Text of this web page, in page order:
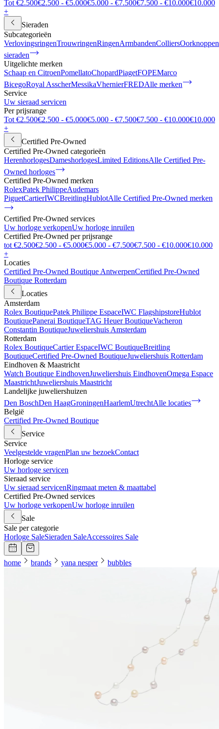
Tot €2.500€2.500 - €5.000€5.000 - €7.500€7.500 - €10.000€10.000
+
Sieraden
Subcategorieën
VerlovingsringenTrouwringenRingenArmbandenColliersOorknoppen
sieraden
Uitgelichte merken
Schaap en CitroenPomellatoChopardPiagetFOPEMarco
BicegoRoyal AsscherMessikaVhernierFREDAlle merken
Service
Uw sieraad servicen
Per prijsrange
Tot €2.500€2.500 - €5.000€5.000 - €7.500€7.500 - €10.000€10.000
+
Certified Pre-Owned
Certified Pre-Owned categorieën
HerenhorlogesDameshorlogesLimited EditionsAlle Certified Pre-
Owned horloges
Certified Pre-Owned merken
RolexPatek PhilippeAudemars
PiguetCartierIWCBreitlingHublotAlle Certified Pre-Owned merken
Certified Pre-Owned services
Uw horloge verkopenUw horloge inruilen
Certified Pre-Owned per prijsrange
tot €2.500€2.500 - €5.000€5.000 - €7.500€7.500 - €10.000€10.000
+
Locaties
Certified Pre-Owned Boutique AntwerpenCertified Pre-Owned
Boutique Rotterdam
Locaties
Amsterdam
Rolex BoutiquePatek Philippe EspaceIWC FlagshipstoreHublot
BoutiquePanerai BoutiqueTAG Heuer BoutiqueVacheron
Constantin BoutiqueJuweliershuis Amsterdam
Rotterdam
Rolex BoutiqueCartier EspaceIWC BoutiqueBreitling
BoutiqueCertified Pre-Owned BoutiqueJuweliershuis Rotterdam
Eindhoven & Maastricht
Watch Boutique EindhovenJuweliershuis EindhovenOmega Espace
MaastrichtJuweliershuis Maastricht
Landelijke juweliershuizen
Den BoschDen HaagGroningenHaarlemUtrechtAlle locaties
België
Certified Pre-Owned Boutique
Service
Service
Veelgestelde vragenPlan uw bezoekContact
Horloge service
Uw horloge servicen
Sieraad service
Uw sieraad servicenRingmaat meten & maattabel
Certified Pre-Owned services
Uw horloge verkopenUw horloge inruilen
Sale
Sale per categorie
Horloge SaleSieraden SaleAccessoires Sale
home brands yana nesper bubbles